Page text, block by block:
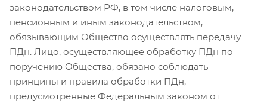
законодательством РФ, в том числе налоговым,
пенсионным и иным законодательством,
обязывающим Общество осуществлять передачу
ПДн. Лицо, осуществляющее обработку ПДн по
поручению Общества, обязано соблюдать
принципы и правила обработки ПДн,
предусмотренные Федеральным законом от